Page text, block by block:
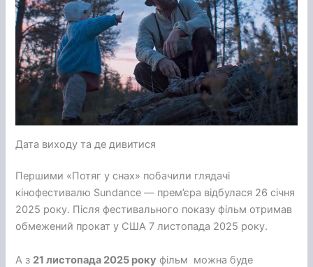
Дата виходу та де дивитися
Першими «Потяг у снах» побачили глядачі
кінофестивалю Sundance — прем’єра відбулася 26 січня
2025 року. Після фестивального показу фільм отримав
обмежений прокат у США 7 листопада 2025 року.
А з 21 листопада 2025 року фільм можна буде